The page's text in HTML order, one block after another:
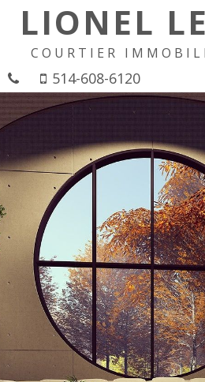
LIONEL
COURTIER
514-608-6120